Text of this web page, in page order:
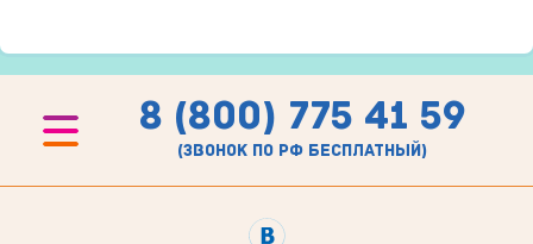
8 (800) 775 41 59
(звонок по рф бесплатный)